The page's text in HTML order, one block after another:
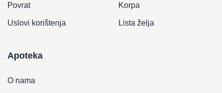
Povrat
Uslovi korištenja
Korpa
Lista želja
Apoteka
O nama